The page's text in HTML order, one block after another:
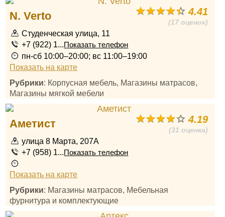
4.41
(17 оценок)
N. Verto
Студенческая улица, 11
+7 (922) 1...Показать телефон
пн-сб 10:00–20:00; вс 11:00–19:00
Показать на карте
Рубрики: Корпусная мебель, Магазины матрасов,
Магазины мягкой мебели
4.19
(31 оценка)
Аметист
улица 8 Марта, 207А
+7 (958) 1...Показать телефон
Показать на карте
Рубрики: Магазины матрасов, Мебельная
фурнитура и комплектующие